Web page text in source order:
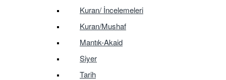
Kuran/ İncelemeleri
Kuran/Mushaf
Mantık-Akaid
Siyer
Tarih